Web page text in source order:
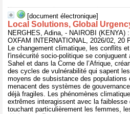
[document électronique]
Local Solutions, Global
NERGHES, Adina, - NAIROBI (KENYA) :
OXFAM INTERNATIONAL, 2026/02, 20
Le changement climatique, les conflits et
l'insécurité socio-politique se conjuguent
Sahel et dans la Corne de l’Afrique,
des cycles de vulnérabilité qui sapent les
moyens de subsistance des populations
menacent des systèmes de gouvernance
déjà fragiles. Les phénomènes
extrêmes interagissent avec la faiblesse
touchant particulièrement les femmes,